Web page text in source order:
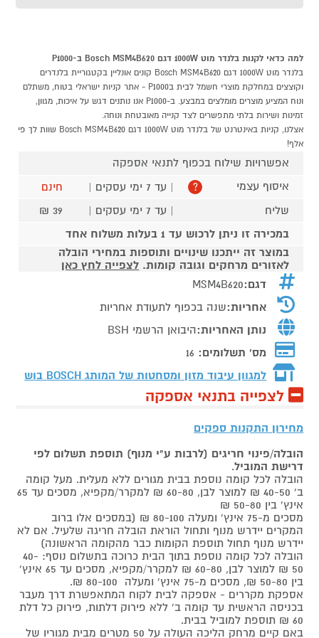
למה כדאי לקנות בלנדר מוט 1000W דגם Bosch MSM4B620 ב-P1000
בלנדר מוט 1000W דגם Bosch MSM4B620 קונים אונליין בקטגוריית בלנדרים
וקוצצים במחלקת מוצרי חשמל לבית בP1000 - אתר קניות ישראלי בטוח, משתלם
ונוח המציע מוצרים מומלצים במבצע. ב-P1000 אנו נותנים דגש על איכות, מגוון,
זמינות ושירות בלתי מתפשרים לצד קנייה מאובטחת ונוחה.
אצלנו, קניות באינטרנט של בלנדר מוט 1000W דגם Bosch MSM4B620 שוות לך פי
אלף!
אפשרויות שילוח בכפוף לתנאי אספקה
איסוף עצמי
? | עד 7 ימי עסקים |
חינם
שליח
| עד 7 ימי עסקים |
39 ₪
במכירה זו ניתן לרכוש עד 1 בעלות משלוח אחד
במוצר זה ייתכנו שינויים ותוספות במחירי הובלה
לאזורים מרחקים וגובה קומות. לצפייה לחץ כאן
דגם:MSM4B620
אחריות:שנה בכפוף לתעודת אחריות
נותן האחריות:היבואן הרשמי BSH
מס' תשלומים: 16
למגוון עיבוד מזון ומסחטות של המותג BOSCH בוש
לצפייה בתנאי אספקה
מחירון התקנות ספקים
הובלה/פינוי חריגים (לרבות ע"י מנוף) תוספת תשלום לפי
דרישת המוביל.
הובלה לכל קומה נוספת בבית מגורים ללא מעלית. מעל קומה
ב' 40-50 ₪ למוצר לבן, 60-80 ₪ למקרר/מקפיא, מסכים עד 65
אינץ' בין 50-80 ₪
מסכים מ-75 אינץ' ומעלה 80-100 ₪ (במסכים אלו ברוב
המקרים יידרש מנוף ותחול הוראת הובלה חריגה שלעיל. אם לא
יידרש מנוף תחול תוספת הקומות כבר מהקומה הראשונה)
הובלה לכל קומה נוספת בתוך הבית כרוכה בתשלום נוסף: 40-
50 ₪ למוצר לבן, 60-80 ₪ למקרר/מקפיא, מסכים עד 65 אינץ'
בין 50-80 ₪, מסכים מ-75 אינץ' ומעלה 80-100 ₪.
אספקת מקררים - אספקה לבית לקוח המתאפשרת דרך מעבר
בכניסה הראשית עד קומה ב' ללא פירוק דלתות, פירוק כל דלת
60 ₪ תוספת למוביל בבית.
באם קיים מרחק הליכה העולה על 50 מטרים מבית מגוריו של